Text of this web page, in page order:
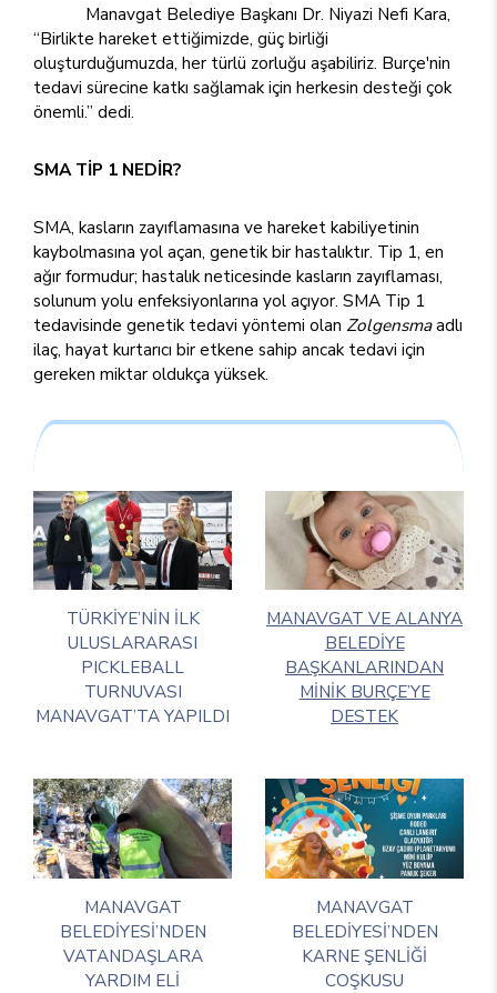
Manavgat Belediye Başkanı Dr. Niyazi Nefi Kara,
“Birlikte hareket ettiğimizde, güç birliği
oluşturduğumuzda, her türlü zorluğu aşabiliriz. Burçe'nin
tedavi sürecine katkı sağlamak için herkesin desteği çok
önemli.” dedi.
SMA TİP 1 NEDİR?
SMA, kasların zayıflamasına ve hareket kabiliyetinin
kaybolmasına yol açan, genetik bir hastalıktır. Tip 1, en
ağır formudur; hastalık neticesinde kasların zayıflaması,
solunum yolu enfeksiyonlarına yol açıyor. SMA Tip 1
tedavisinde genetik tedavi yöntemi olan Zolgensmaadlı
ilaç, hayat kurtarıcı bir etkene sahip ancak tedavi için
gereken miktar oldukça yüksek.
TÜRKİYE’NİN İLK
ULUSLARARASI
PICKLEBALL
TURNUVASI
MANAVGAT’TA YAPILDI
MANAVGAT VE ALANYA
BELEDİYE
BAŞKANLARINDAN
MİNİK BURÇE’YE
DESTEK
MANAVGAT
BELEDİYESİ’NDEN
VATANDAŞLARA
YARDIM ELİ
MANAVGAT
BELEDİYESİ’NDEN
KARNE ŞENLİĞİ
COŞKUSU